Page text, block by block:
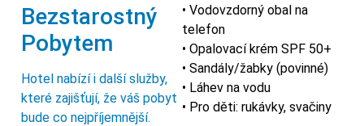
Bezstarostný
Pobytem
Hotel nabízí i další služby,
které zajišťují, že váš pobyt
bude co nejpříjemnější.
• Vodovzdorný obal na
telefon
• Opalovací krém SPF 50+
• Sandály/žabky (povinné)
• Láhev na vodu
• Pro děti: rukávky, svačiny